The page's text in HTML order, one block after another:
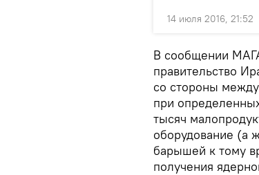
14 июля 2016, 21:52
В сообщении
правительство
со стороны
при
тысяч
оборудование (а
барышей к тому
получения